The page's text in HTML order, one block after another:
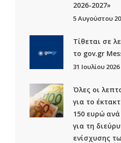
2026-2027»
5 Αυγούστου
Τίθεται σε
το gov.gr
31 Ιουλίου 2026
Όλες οι
για το
150 ευρώ ανά
για τη
ενίσχυσης